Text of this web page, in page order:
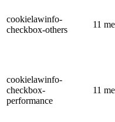
cookielawinfo-
checkbox-others
11
cookielawinfo-
checkbox-
performance
11